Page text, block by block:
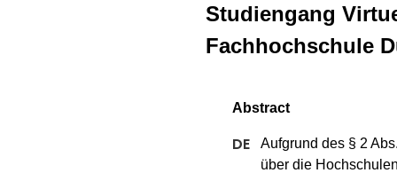
Studiengang
Fachhochschule
Aufgrund des § 2
über die